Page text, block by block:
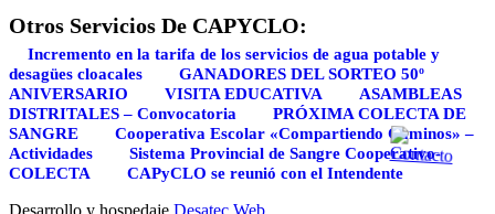
Otros Servicios De CAPYCLO:
Incremento en la tarifa de los servicios de agua potable y
desagües cloacales
GANADORES DEL SORTEO 50º
ANIVERSARIO
VISITA EDUCATIVA
ASAMBLEAS
DISTRITALES – Convocatoria
PRÓXIMA COLECTA DE
SANGRE
Cooperativa Escolar «Compartiendo Caminos» –
Actividades
Sistema Provincial de Sangre Cooperativo-
COLECTA
CAPyCLO se reunió con el Intendente
Desarrollo y hospedaje Desatec Web